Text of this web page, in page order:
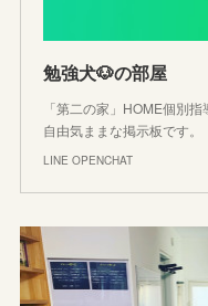
勉強犬🐶の部屋
「第二の家」HOME個別
自由気ままな掲示板です。
LINE OPENCHAT